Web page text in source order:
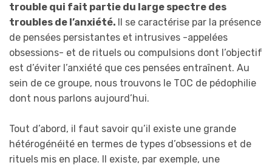
trouble qui fait partie du large spectre des
troubles de l’anxiété. Il se caractérise par la présence
de pensées persistantes et intrusives -appelées
obsessions- et de rituels ou compulsions dont l’objectif
est d’éviter l’anxiété que ces pensées entraînent. Au
sein de ce groupe, nous trouvons le TOC de pédophilie
dont nous parlons aujourd’hui.
Tout d’abord, il faut savoir qu’il existe une grande
hétérogénéité en termes de types d’obsessions et de
rituels mis en place. Il existe, par exemple, une